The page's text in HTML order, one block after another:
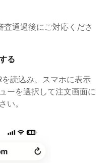
通過後にご対応くださ
る
読込み、スマホに表示
ーを選択して注文画面に
い。